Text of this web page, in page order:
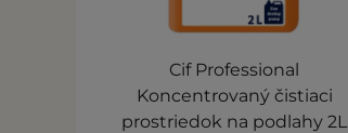
Cif Professional
Koncentrovaný čistiaci
prostriedok na podlahy 2L